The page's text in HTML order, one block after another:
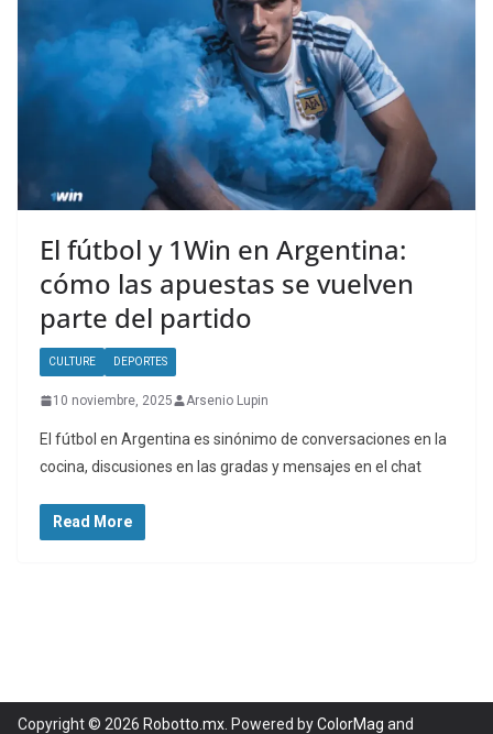
El fútbol y 1Win en Argentina:
cómo las apuestas se vuelven
parte del partido
CULTURE DEPORTES
10 noviembre, 2025 Arsenio Lupin
El fútbol en Argentina es sinónimo de conversaciones en la
cocina, discusiones en las gradas y mensajes en el chat
Read More
Copyright © 2026 Robotto.mx . Powered byColorMag and